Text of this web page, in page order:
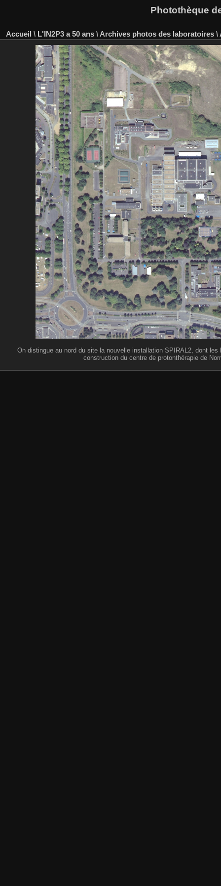
Photothèque
Accueil \ L'IN2P3 a 50 ans \ Archives photos des laboratoires \
On distingue au nord du site la nouvelle installation SPIRAL2, dont
construction du centre de protonthérapie de